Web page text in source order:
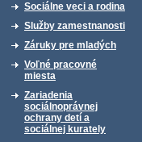
Sociálne veci a rodina
Služby zamestnanosti
Záruky pre mladých
Voľné pracovné
miesta
Zariadenia
sociálnoprávnej
ochrany detí a
sociálnej kurately